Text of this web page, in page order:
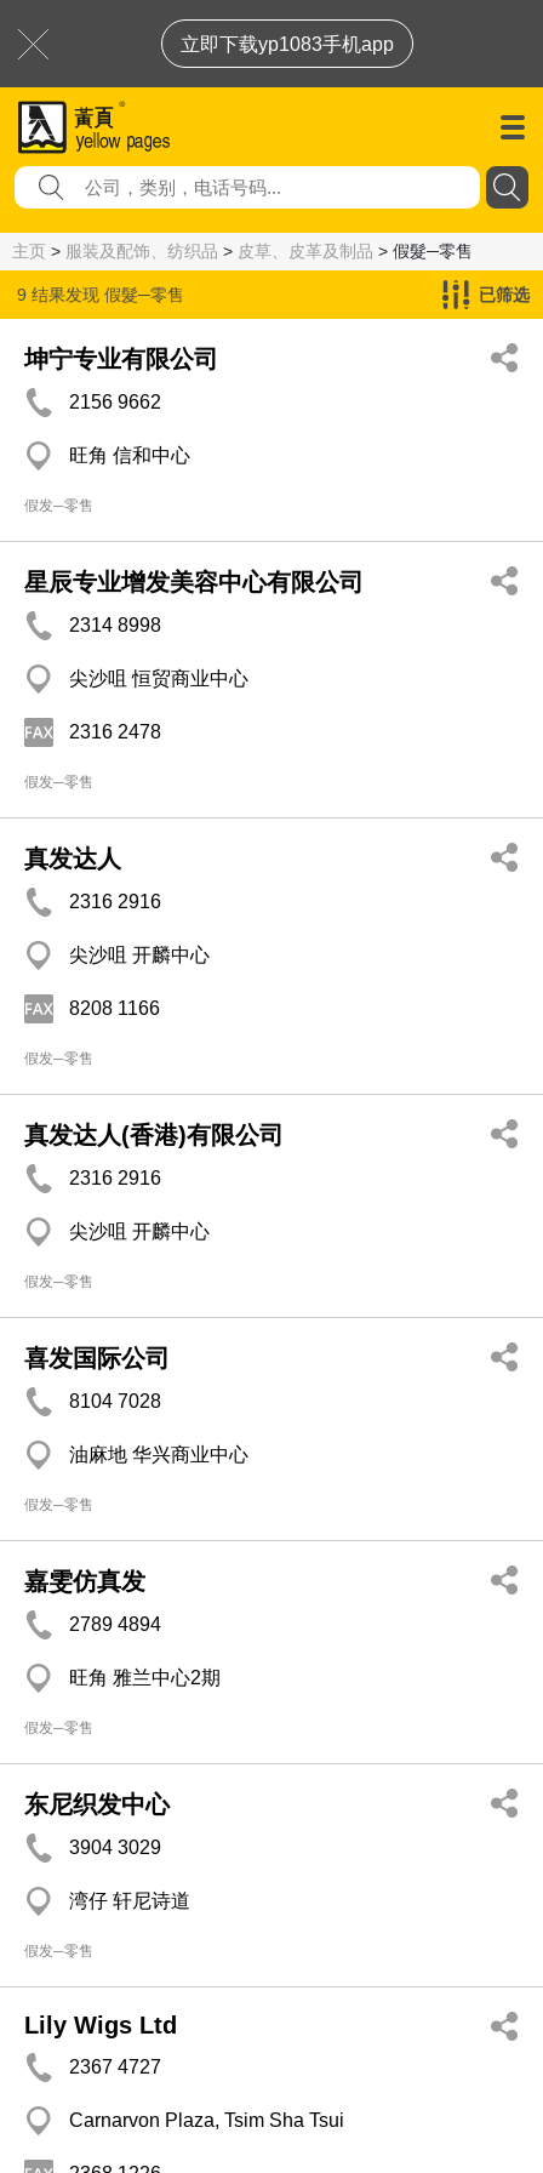
立即下载yp1083手机app
主页 > 服装及配饰、纺织品 > 皮草、皮革及制品 > 假髮─零售
9 结果发现 假髮─零售 已筛选
坤宁专业有限公司
2156 9662
旺角 信和中心
假发─零售
星辰专业增发美容中心有限公司
2314 8998
尖沙咀 恒贸商业中心
2316 2478
假发─零售
真发达人
2316 2916
尖沙咀 开麟中心
8208 1166
假发─零售
真发达人(香港)有限公司
2316 2916
尖沙咀 开麟中心
假发─零售
喜发国际公司
8104 7028
油麻地 华兴商业中心
假发─零售
嘉雯仿真发
2789 4894
旺角 雅兰中心2期
假发─零售
东尼织发中心
3904 3029
湾仔 轩尼诗道
假发─零售
Lily Wigs Ltd
2367 4727
Carnarvon Plaza, Tsim Sha Tsui